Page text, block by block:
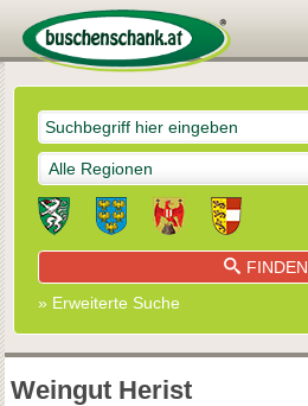
Alle Regionen
FINDEN
» Erweiterte Suche
Weingut Herist